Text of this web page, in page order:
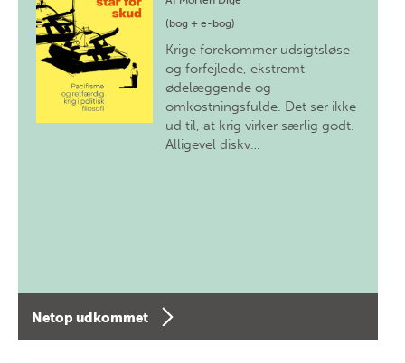
(bog + e-bog)
Krige forekommer udsigtsløse
og forfejlede, ekstremt
ødelæggende og
omkostningsfulde. Det ser ikke
ud til, at krig virker særlig godt.
Alligevel diskv…
Netop udkommet